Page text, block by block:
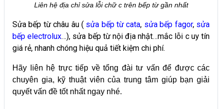
Liên hệ địa chỉ sửa lỗi chữ c trên bếp từ gần nhất
Sửa bếp từ châu âu ( sửa bếp từ cata, sửa bếp fagor, sửa
bếp electrolux…), sửa bếp từ nội địa nhật…mắc lỗi c uy tín
giá rẻ, nhanh chóng hiệu quả tiết kiệm chi phí.
Hãy liên hệ trực tiếp về tổng đài tư vấn để được các
chuyên gia, kỹ thuật viên của trung tâm giúp bạn giải
quyết vấn đề tốt nhất ngay nhé.